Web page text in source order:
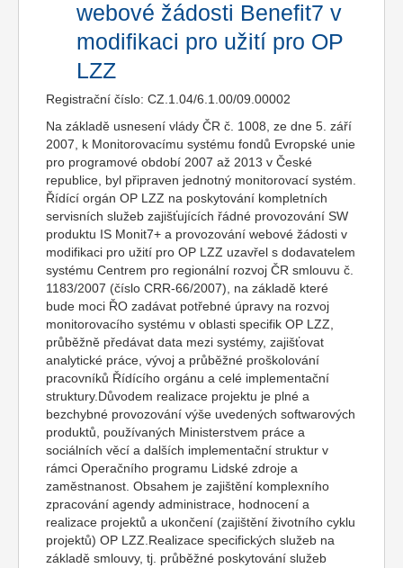
webové žádosti Benefit7 v
modifikaci pro užití pro OP
LZZ
Registrační číslo: CZ.1.04/6.1.00/09.00002
Na základě usnesení vlády ČR č. 1008, ze dne 5. září
2007, k Monitorovacímu systému fondů Evropské unie
pro programové období 2007 až 2013 v České
republice, byl připraven jednotný monitorovací systém.
Řídící orgán OP LZZ na poskytování kompletních
servisních služeb zajišťujících řádné provozování SW
produktu IS Monit7+ a provozování webové žádosti v
modifikaci pro užití pro OP LZZ uzavřel s dodavatelem
systému Centrem pro regionální rozvoj ČR smlouvu č.
1183/2007 (číslo CRR-66/2007), na základě které
bude moci ŘO zadávat potřebné úpravy na rozvoj
monitorovacího systému v oblasti specifik OP LZZ,
průběžně předávat data mezi systémy, zajišťovat
analytické práce, vývoj a průběžné proškolování
pracovníků Řídícího orgánu a celé implementační
struktury.Důvodem realizace projektu je plné a
bezchybné provozování výše uvedených softwarových
produktů, používaných Ministerstvem práce a
sociálních věcí a dalších implementační struktur v
rámci Operačního programu Lidské zdroje a
zaměstnanost. Obsahem je zajištění komplexního
zpracování agendy administrace, hodnocení a
realizace projektů a ukončení (zajištění životního cyklu
projektů) OP LZZ.Realizace specifických služeb na
základě smlouvy, tj. průběžné poskytování služeb